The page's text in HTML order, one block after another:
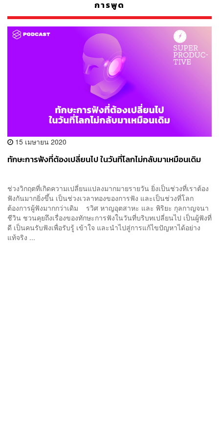
การพูด
15 เมษายน 2020
ทักษะการฟังที่ต้องเปลี่ยนไป ในวันที่โลกไม่กลับมาเหมือนเดิม
ช่วงวิกฤตที่เกิดความเปลี่ยนแปลงมากมายรายวัน ยิ่งเป็นช่วงที่เราต้อง
ฟังกันมากยิ่งขึ้น เป็นช่วงเวลาทองของการฟัง และเป็นช่วงที่โลก
ต้องการผู้ฟังมากกว่าเดิม รวิศ หาญอุตสาหะ และ พิริยะ กุลกาญจนา
ชีวิน ชวนคุยถึงเรื่องของทักษะการฟังในวันที่บริบทเปลี่ยนไป เป็นผู้ฟังที่
ดี เป็นคนรับฟังเพื่อรับรู้ เข้าใจ และนำไปสู่การแก้ไขปัญหาได้อย่าง
แท้จริง ...